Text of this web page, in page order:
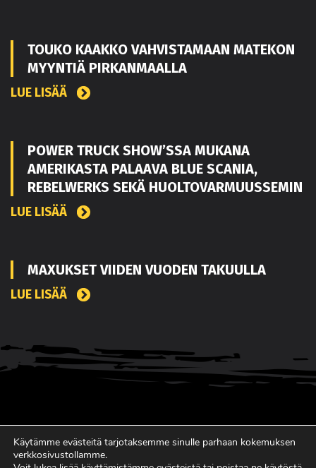
TOUKO KAAKKO VAHVISTAMAAN MATEKON
MYYNTIÄ PIRKANMAALLA
LUE LISÄÄ
POWER TRUCK SHOW’SSA MUKANA
AMERIKASTA PALAAVA BLUE SCANIA,
REBELWERKS SEKÄ HUOLTOVARMUUSSEMIN
LUE LISÄÄ
MAXUKSET VIIDEN VUODEN TAKUULLA
LUE LISÄÄ
Käytämme evästeitä tarjotaksemme sinulle parhaan kokemuksen
verkkosivustollamme.